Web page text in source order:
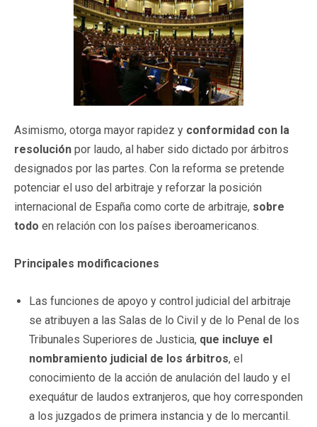
Asimismo, otorga mayor rapidez y conformidad con la
resolución por laudo, al haber sido dictado por árbitros
designados por las partes. Con la reforma se pretende
potenciar el uso del arbitraje y reforzar la posición
internacional de España como corte de arbitraje, sobre
todo en relación con los países iberoamericanos.
Principales modificaciones
Las funciones de apoyo y control judicial del arbitraje
se atribuyen a las Salas de lo Civil y de lo Penal de los
Tribunales Superiores de Justicia, que incluye el
nombramiento judicial de los árbitros, el
conocimiento de la acción de anulación del laudo y el
exequátur de laudos extranjeros, que hoy corresponden
a los juzgados de primera instancia y de lo mercantil.